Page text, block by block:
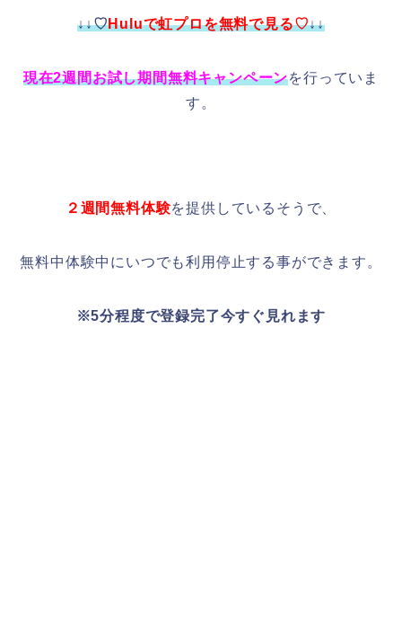
↓↓♡Huluで虹プロを無料で見る♡↓↓
現在2週間お試し期間無料キャンペーンを行っていま
す。
２週間無料体験を提供しているそうで、
無料中体験中にいつでも利用停止する事ができます。
※5分程度で登録完了今すぐ見れます